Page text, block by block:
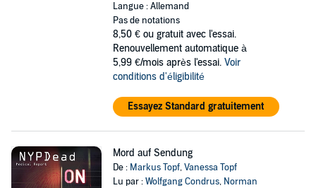
Langue : Allemand
Pas de notations
8,50 € ou gratuit avec l'essai.
Renouvellement automatique à
5,99 €/mois après l'essai. Voir
conditions d'éligibilité
Essayez Standard gratuitement
Mord auf Sendung
De : Markus Topf,Vanessa Topf
Lu par :Wolfgang Condrus, Norman